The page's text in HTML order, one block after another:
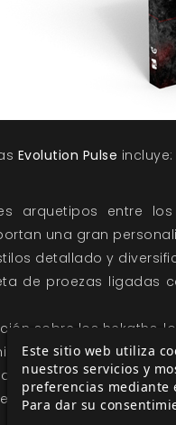
Evolution Pulse incluye:
arquetipos entre
una gran
detallado y
de proezas ligadas
sobre los hekaths,
la realidad y
para crear tu
el oscuro
Este sitio web utiliza
nuestros servicios y
preferencias mediante
Para dar su